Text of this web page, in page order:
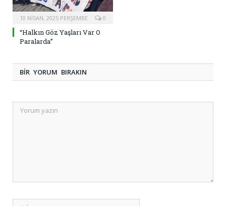
10 NISAN, 2025 PERŞEMBE 0
“Halkın Göz Yaşları Var O
Paralarda”
BIR YORUM BIRAKIN